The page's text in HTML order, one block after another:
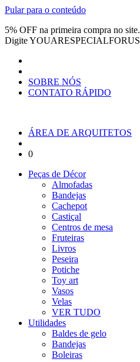
Pular para o conteúdo
5% OFF na primeira compra no site.
DigiteYOUARESPECIALFORUS
SOBRE NÓS
CONTATO RÁPIDO
ÁREA DE ARQUITETOS
0
Peças de Décor
Almofadas
Bandejas
Cachepot
Castiçal
Centros de mesa
Fruteiras
Livros
Peseira
Potiche
Toy art
Vasos
Velas
VER TUDO
Utilidades
Baldes de gelo
Bandejas
Boleiras